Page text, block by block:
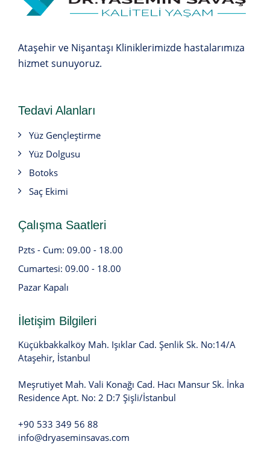
Ataşehir ve Nişantaşı Kliniklerimizde hastalarımıza
hizmet sunuyoruz.
Tedavi Alanları
Yüz Gençleştirme
Yüz Dolgusu
Botoks
Saç Ekimi
Çalışma Saatleri
Pzts - Cum: 09.00 - 18.00
Cumartesi: 09.00 - 18.00
Pazar Kapalı
İletişim Bilgileri
Küçükbakkalköy Mah. Işıklar Cad. Şenlik Sk. No:14/A
Ataşehir, İstanbul
Meşrutiyet Mah. Vali Konağı Cad. Hacı Mansur Sk. İnka
Residence Apt. No: 2 D:7 Şişli/İstanbul
+90 533 349 56 88
info@dryaseminsavas.com